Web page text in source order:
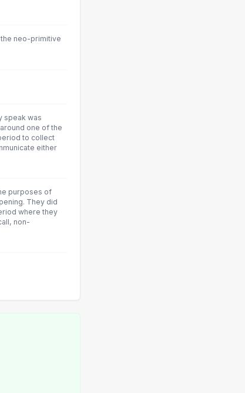
neo-primitive
speak was
one of the
to collect
either
purposes of
They did
where they
non-